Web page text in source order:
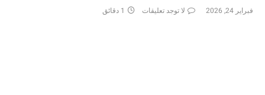
فبراير 24, 2026 لا توجد تعليقات 1 دقائق